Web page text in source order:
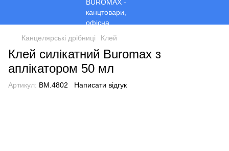
Канцелярські дрібниці Клей
Клей силікатний Buromax з
аплікатором 50 мл
Артикул: BM.4802 Написати відгук